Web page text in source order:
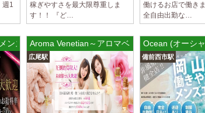
週1
稼ぎやすさを最大限尊重しま
す！！ 『ど…
働けるお店で働き
全自由出勤な…
ンズエステ ナチュラル
Aroma Venetian～アロマベネチアン 広尾ルーム
広尾駅
Ocean (オーシ
備前西市駅